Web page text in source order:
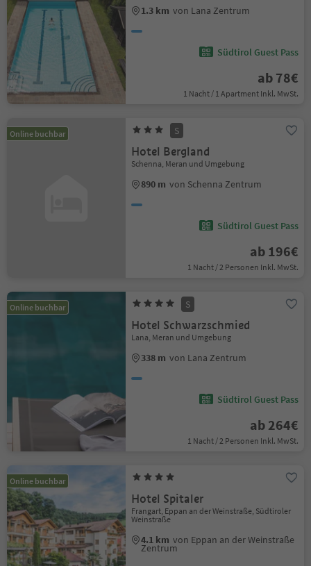
1.3 km von Lana Zentrum
Südtirol Guest Pass
ab 78€
1 Nacht / 1 Apartment Inkl. MwSt.
Online buchbar S
Hotel Bergland
Schenna, Meran und Umgebung
890 m von Schenna Zentrum
Südtirol Guest Pass
ab 196€
1 Nacht / 2 Personen Inkl. MwSt.
Online buchbar S
Hotel Schwarzschmied
Lana, Meran und Umgebung
338 m von Lana Zentrum
Südtirol Guest Pass
ab 264€
1 Nacht / 2 Personen Inkl. MwSt.
Online buchbar
Hotel Spitaler
Frangart, Eppan an der Weinstraße, Südtiroler
Weinstraße
4.1 km von Eppan an der Weinstraße
Zentrum